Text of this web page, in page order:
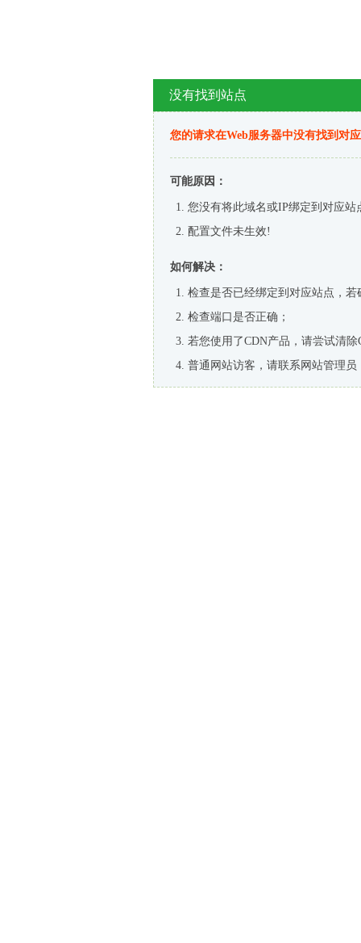
没有找到站点
您的请求在Web服务器中没有找到对
可能原因：
您没有将此域名或IP绑定到对应站
配置文件未生效!
如何解决：
检查是否已经绑定到对应站点，
检查端口是否正确；
若您使用了CDN产品，请尝试清除
普通网站访客，请联系网站管理员